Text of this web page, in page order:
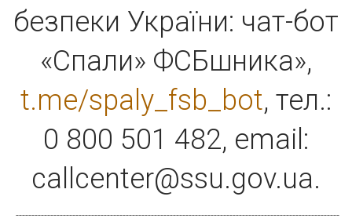
безпеки України: чат-бот
«Спали» ФСБшника»,
t.me/spaly_fsb_bot, тел.:
0 800 501 482, еmail:
callcenter@ssu.gov.ua.
-------------------------------------------------------------------------------------------------------